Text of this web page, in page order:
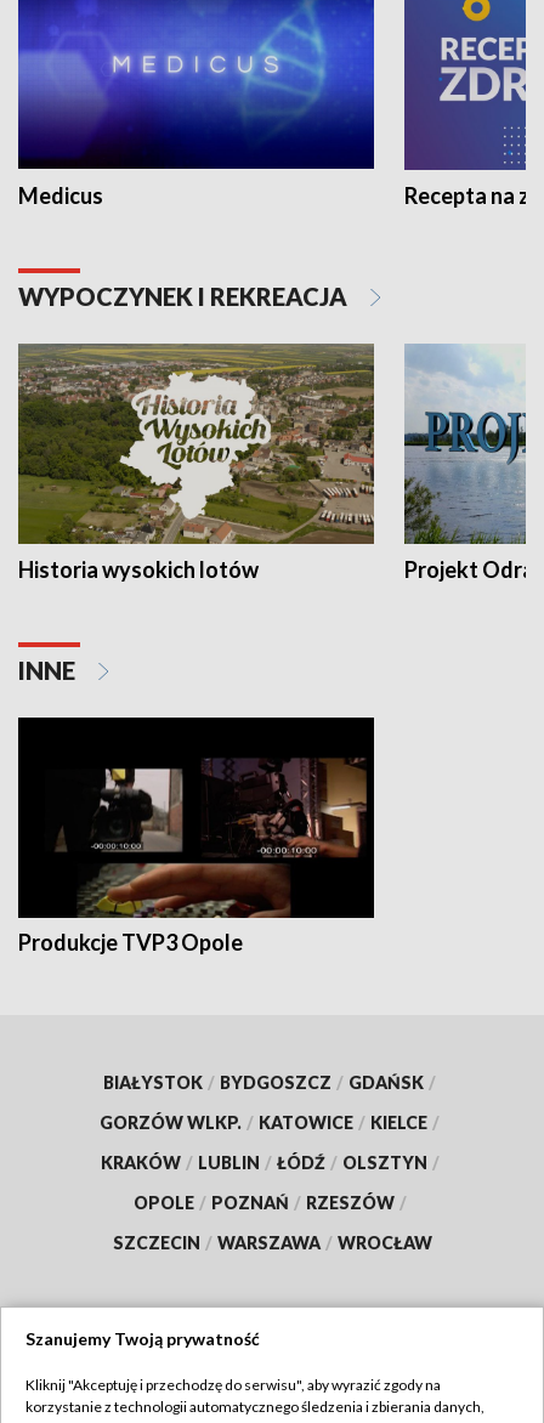
Medicus Recepta na
WYPOCZYNEK I REKREACJA
Historia wysokich lotów Projekt Odra
INNE
Produkcje TVP3 Opole
BIAŁYSTOK / BYDGOSZCZ / GDAŃSK /
GORZÓW WLKP. / KATOWICE / KIELCE /
KRAKÓW / LUBLIN / ŁÓDŹ / OLSZTYN /
OPOLE / POZNAŃ / RZESZÓW /
SZCZECIN / WARSZAWA / WROCŁAW
TVP
Szanujemy Twoją prywatność
Kliknij "Akceptuję i przechodzę do serwisu", aby wyrazić zgody na
korzystanie z technologii automatycznego śledzenia i zbierania danych,